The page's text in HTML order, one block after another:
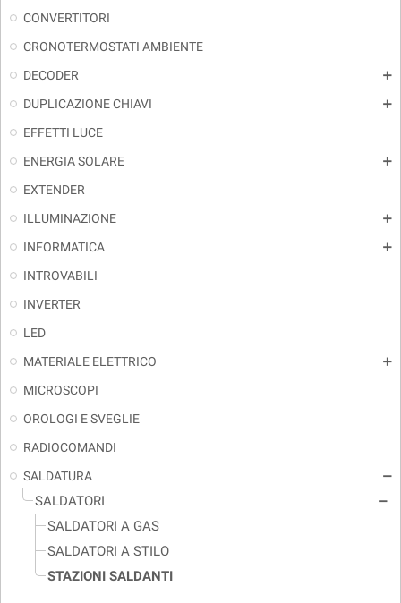
CONVERTITORI
CRONOTERMOSTATI AMBIENTE
DECODER
add
DUPLICAZIONE CHIAVI add
EFFETTI LUCE
ENERGIA SOLARE
add
EXTENDER
ILLUMINAZIONE
add
INFORMATICA add
INTROVABILI
INVERTER
LED
MATERIALE ELETTRICO
add
MICROSCOPI
OROLOGI E SVEGLIE
RADIOCOMANDI
SALDATURA
remove
SALDATORI remove
SALDATORI A GAS
SALDATORI A STILO
STAZIONI SALDANTI